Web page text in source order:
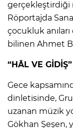
gerçekleştirdiği
Röportajda
çocukluk anıları
bilinen Ahmet
“HÂL VE
Gece
dinletisinde,
uzanan müzik
Gökhan Şeşen,